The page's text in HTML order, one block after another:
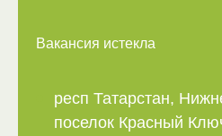
Вакансия истекла
респ Татарстан,
поселок Красный